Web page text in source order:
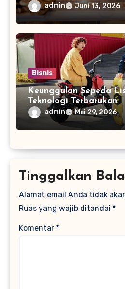
admin Juni 13, 2026
Bisnis
Keunggulan Sepeda
Teknologi Terbarukan
admin Mei 29, 2026
Tinggalkan
Alamat email Anda tidak
Ruas yang wajib ditandai *
Komentar *